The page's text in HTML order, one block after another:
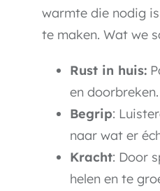
warmte die nodig
te maken. Wat we
Rust in huis:
en doorbreken.
Begrip:
naar wat er
Kracht: Door
helen en te